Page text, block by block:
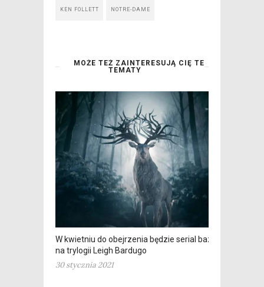
KEN FOLLETT NOTRE-DAME
MOŻE TEŻ ZAINTERESUJĄ CIĘ TE
TEMATY
W kwietniu do obejrzenia będzie serial bazujący
na trylogii Leigh Bardugo
30 stycznia 2021